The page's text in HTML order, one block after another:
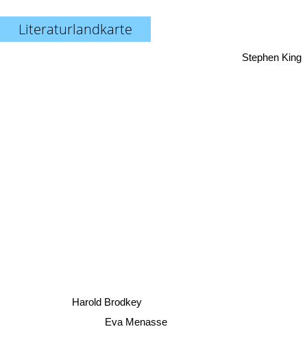
Literaturlandkarte
Eva Menasse
Harold Brodkey
Stephen King